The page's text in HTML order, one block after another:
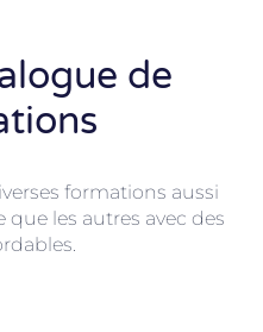
de
formations aussi
les autres avec des